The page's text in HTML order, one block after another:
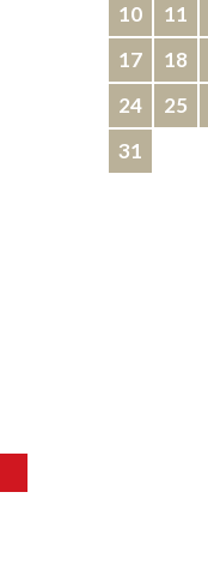
10
11
17
18
24
25
31